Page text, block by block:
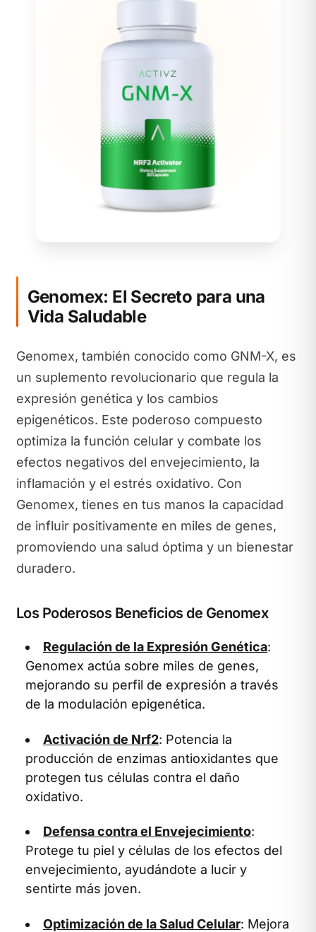
Genomex: El Secreto para una
Vida Saludable
Genomex, también conocido como GNM-X, es
un suplemento revolucionario que regula la
expresión genética y los cambios
epigenéticos. Este poderoso compuesto
optimiza la función celular y combate los
efectos negativos del envejecimiento, la
inflamación y el estrés oxidativo. Con
Genomex, tienes en tus manos la capacidad
de influir positivamente en miles de genes,
promoviendo una salud óptima y un bienestar
duradero.
Los Poderosos Beneficios de Genomex
Regulación de la Expresión Genética:
Genomex actúa sobre miles de genes,
mejorando su perfil de expresión a través
de la modulación epigenética.
Activación de Nrf2: Potencia la
producción de enzimas antioxidantes que
protegen tus células contra el daño
oxidativo.
Defensa contra el Envejecimiento:
Protege tu piel y células de los efectos del
envejecimiento, ayudándote a lucir y
sentirte más joven.
Optimización de la Salud Celular: Mejora